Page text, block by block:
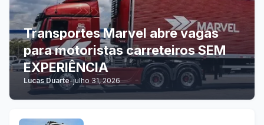
Transportes Marvel abre vagas
para motoristas carreteiros SEM
EXPERIÊNCIA
Lucas Duarte-julho 31, 2026